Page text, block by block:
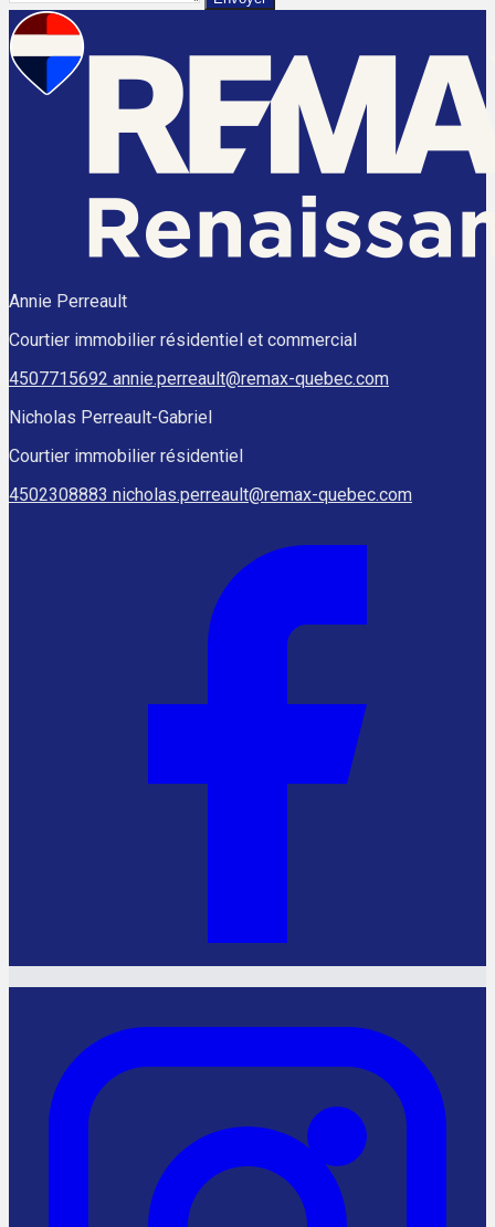
Annie Perreault
Courtier immobilier résidentiel et commercial
4507715692 annie.perreault@remax-quebec.com
Nicholas Perreault-Gabriel
Courtier immobilier résidentiel
4502308883 nicholas.perreault@remax-quebec.com